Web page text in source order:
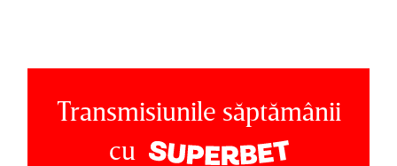
Transmisiunile săptămânii
cu